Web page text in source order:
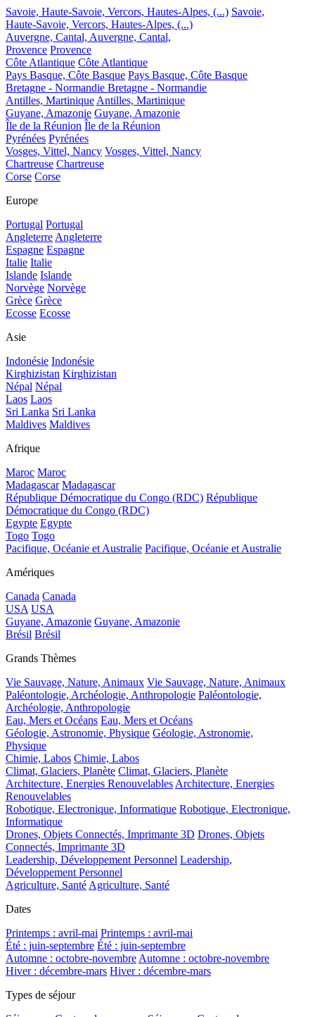
Savoie, Haute-Savoie, Vercors, Hautes-Alpes, (...) Savoie,
Haute-Savoie, Vercors, Hautes-Alpes, (...)
Auvergne, Cantal, Auvergne, Cantal,
Provence Provence
Côte Atlantique Côte Atlantique
Pays Basque, Côte Basque Pays Basque, Côte Basque
Bretagne - Normandie Bretagne - Normandie
Antilles, Martinique Antilles, Martinique
Guyane, Amazonie Guyane, Amazonie
Île de la Réunion Île de la Réunion
Pyrénées Pyrénées
Vosges, Vittel, Nancy Vosges, Vittel, Nancy
Chartreuse Chartreuse
Corse Corse
Europe
Portugal Portugal
Angleterre Angleterre
Espagne Espagne
Italie Italie
Islande Islande
Norvège Norvège
Grèce Grèce
Ecosse Ecosse
Asie
Indonésie Indonésie
Kirghizistan Kirghizistan
Népal Népal
Laos Laos
Sri Lanka Sri Lanka
Maldives Maldives
Afrique
Maroc Maroc
Madagascar Madagascar
République Démocratique du Congo (RDC) République
Démocratique du Congo (RDC)
Egypte Egypte
Togo Togo
Pacifique, Océanie et Australie Pacifique, Océanie et Australie
Amériques
Canada Canada
USA USA
Guyane, Amazonie Guyane, Amazonie
Brésil Brésil
Grands Thèmes
Vie Sauvage, Nature, Animaux Vie Sauvage, Nature, Animaux
Paléontologie, Archéologie, Anthropologie Paléontologie,
Archéologie, Anthropologie
Eau, Mers et Océans Eau, Mers et Océans
Géologie, Astronomie, Physique Géologie, Astronomie,
Physique
Chimie, Labos Chimie, Labos
Climat, Glaciers, Planète Climat, Glaciers, Planète
Architecture, Energies Renouvelables Architecture, Energies
Renouvelables
Robotique, Electronique, Informatique Robotique, Electronique,
Informatique
Drones, Objets Connectés, Imprimante 3D Drones, Objets
Connectés, Imprimante 3D
Leadership, Développement Personnel Leadership,
Développement Personnel
Agriculture, Santé Agriculture, Santé
Dates
Printemps : avril-mai Printemps : avril-mai
Été : juin-septembre Été : juin-septembre
Automne : octobre-novembre Automne : octobre-novembre
Hiver : décembre-mars Hiver : décembre-mars
Types de séjour